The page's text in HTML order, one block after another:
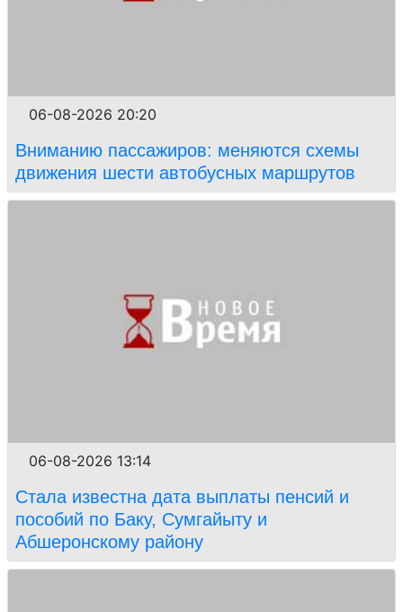
06-08-2026 20:20
Вниманию пассажиров: меняются схемы
движения шести автобусных маршрутов
06-08-2026 13:14
Стала известна дата выплаты пенсий и
пособий по Баку, Сумгайыту и
Абшеронскому району